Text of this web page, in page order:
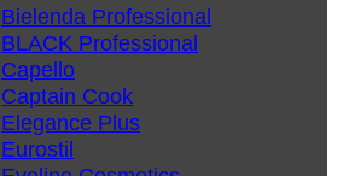
Bielenda Professional
BLACK Professional
Capello
Captain Cook
Elegance Plus
Eurostil